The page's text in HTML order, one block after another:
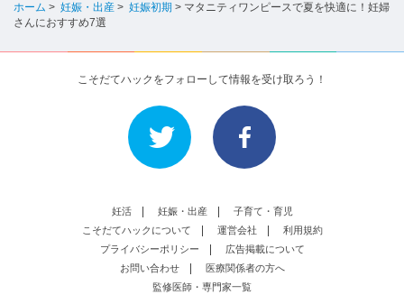
ホーム > 妊娠・出産 > 妊娠初期 > マタニティワンピースで夏を快適に！妊婦
さんにおすすめ7選
こそだてハックをフォローして情報を受け取ろう！
妊活 妊娠・出産
子育て・育児
こそだてハックについて
運営会社
利用規約
プライバシーポリシー
広告掲載について
お問い合わせ
医療関係者の方へ
監修医師・専門家一覧